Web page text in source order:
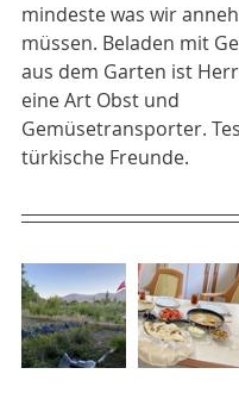
mindeste was wir
müssen. Beladen mit
aus dem Garten ist
eine Art Obst und
Gemüsetransporter.
türkische Freunde.